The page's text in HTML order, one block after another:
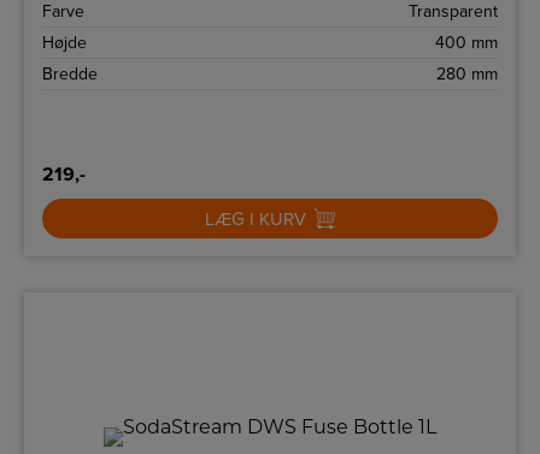
Farve
Transparent
Højde
400 mm
Bredde
280 mm
219,-
LÆG I KURV